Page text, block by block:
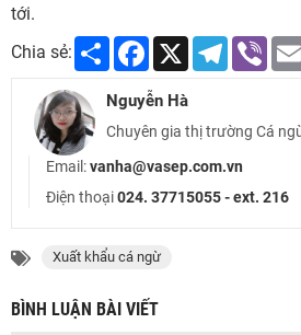
tới.
Chia sẻ:
Share Facebook
X Telegram
Viber
Nguyễn Hà
Chuyên gia thị trường Cá
Email:vanha@vasep.com.vn
Điện thoại024. 37715055 - ext. 216
Xuất khẩu cá ngừ
BÌNH LUẬN BÀI VIẾT